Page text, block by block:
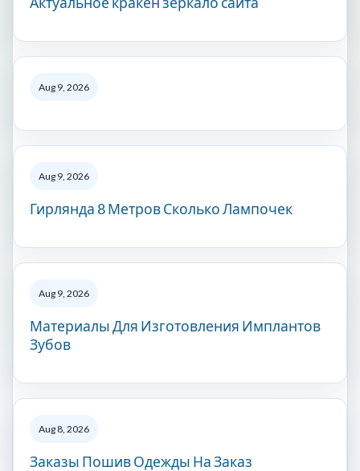
Aug 9, 2026
Aug 9, 2026
Гирлянда 8 Метров Сколько Лампочек
Aug 9, 2026
Материалы Для Изготовления Имплантов
Зубов
Aug 8, 2026
Заказы Пошив Одежды На Заказ